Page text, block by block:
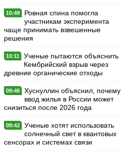
10:49
Ровная спина помогла
участникам эксперимента
чаще принимать взвешенные
решения
10:11
Ученые пытаются объяснить
Кембрийский взрыв через
древние органические отходы
09:46
Хуснуллин объяснил, почему
ввод жилья в России может
снизиться после 2026 года
09:42
Ученые хотят использовать
солнечный свет в квантовых
сенсорах и системах связи